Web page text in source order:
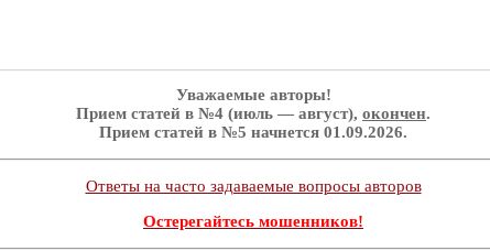
Уважаемые авторы!
Прием статей в №4 (июль — август), окончен.
Прием статей в №5 начнется 01.09.2026.
Ответы на часто задаваемые вопросы авторов
Остерегайтесь мошенников!